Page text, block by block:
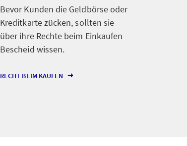
Bevor Kunden die Geldbörse oder
Kreditkarte zücken, sollten sie
über ihre Rechte beim Einkaufen
Bescheid wissen.
RECHT BEIM KAUFEN